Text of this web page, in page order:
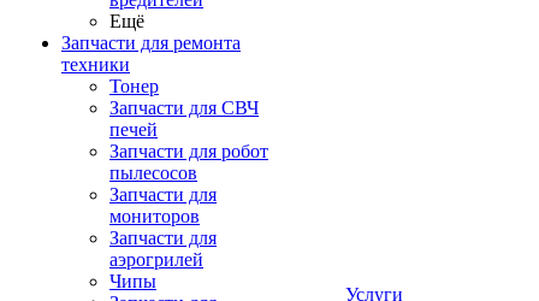
Ещё
Запчасти для ремонта
техники
Тонер
Запчасти для СВЧ
печей
Запчасти для робот
пылесосов
Запчасти для
мониторов
Запчасти для
аэрогрилей
Чипы
Услуги